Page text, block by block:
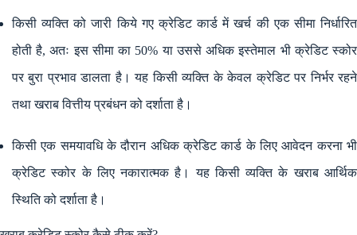
किसी व्यक्ति को जारी किये गए क्रेडिट कार्ड में खर्च की एक सीमा निर्धारित
होती है, अतः इस सीमा का 50% या उससे अधिक इस्तेमाल भी क्रेडिट स्कोर
पर बुरा प्रभाव डालता है। यह किसी व्यक्ति के केवल क्रेडिट पर निर्भर रहने
तथा खराब वित्तीय प्रबंधन को दर्शाता है।
किसी एक समयावधि के दौरान अधिक क्रेडिट कार्ड के लिए आवेदन करना भी
क्रेडिट स्कोर के लिए नकारात्मक है। यह किसी व्यक्ति के खराब आर्थिक
स्थिति को दर्शाता है।